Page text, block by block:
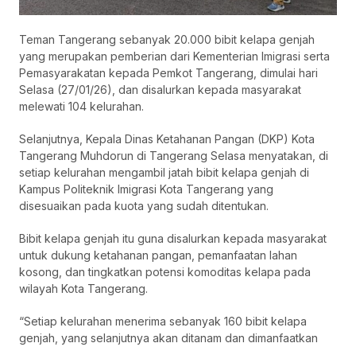
Teman Tangerang sebanyak 20.000 bibit kelapa genjah
yang merupakan pemberian dari Kementerian Imigrasi serta
Pemasyarakatan kepada Pemkot Tangerang, dimulai hari
Selasa (27/01/26), dan disalurkan kepada masyarakat
melewati 104 kelurahan.
Selanjutnya, Kepala Dinas Ketahanan Pangan (DKP) Kota
Tangerang Muhdorun di Tangerang Selasa menyatakan, di
setiap kelurahan mengambil jatah bibit kelapa genjah di
Kampus Politeknik Imigrasi Kota Tangerang yang
disesuaikan pada kuota yang sudah ditentukan.
Bibit kelapa genjah itu guna disalurkan kepada masyarakat
untuk dukung ketahanan pangan, pemanfaatan lahan
kosong, dan tingkatkan potensi komoditas kelapa pada
wilayah Kota Tangerang.
“Setiap kelurahan menerima sebanyak 160 bibit kelapa
genjah, yang selanjutnya akan ditanam dan dimanfaatkan